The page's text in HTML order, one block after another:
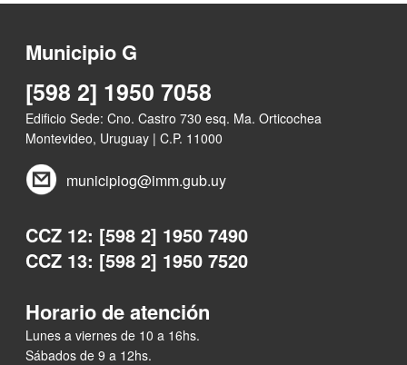
Municipio G
[598 2] 1950 7058
Edificio Sede: Cno. Castro 730 esq. Ma. Orticochea
Montevideo, Uruguay | C.P. 11000
municipiog@imm.gub.uy
CCZ 12: [598 2] 1950 7490
CCZ 13: [598 2] 1950 7520
Horario de atención
Lunes a viernes de 10 a 16hs.
Sábados de 9 a 12hs.